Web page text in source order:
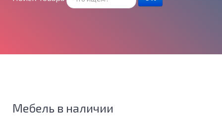
Мебель в наличии